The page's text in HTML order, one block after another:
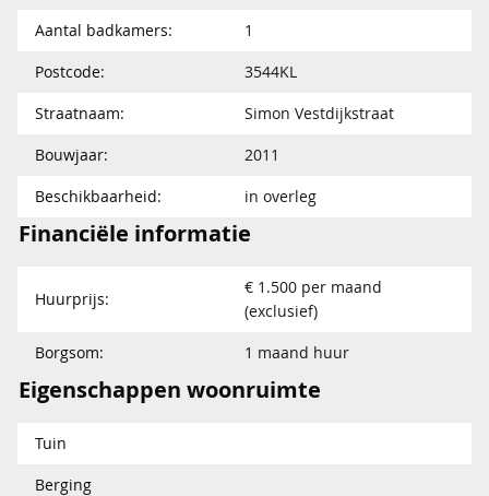
Aantal badkamers:
1
Postcode:
3544KL
Straatnaam:
Simon Vestdijkstraat
Bouwjaar:
2011
Beschikbaarheid:
in overleg
Financiële informatie
Huurprijs:
€ 1.500 per maand
(exclusief)
Borgsom:
1 maand huur
Eigenschappen woonruimte
Tuin
Berging